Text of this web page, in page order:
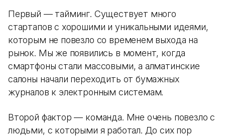
Первый — тайминг. Существует много
стартапов с хорошими и уникальными идеями,
которым не повезло со временем выхода на
рынок. Мы же появились в момент, когда
смартфоны стали массовыми, а алматинские
салоны начали переходить от бумажных
журналов к электронным системам.
Второй фактор — команда. Мне очень повезло с
людьми, с которыми я работал. До сих пор